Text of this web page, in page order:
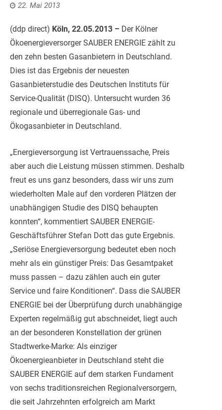
22. Mai 2013
(ddp direct) Köln, 22.05.2013 – Der Kölner
Ökoenergieversorger SAUBER ENERGIE zählt zu
den zehn besten Gasanbietern in Deutschland.
Dies ist das Ergebnis der neuesten
Gasanbieterstudie des Deutschen Instituts für
Service-Qualität (DISQ). Untersucht wurden 36
regionale und überregionale Gas- und
Ökogasanbieter in Deutschland.
„Energieversorgung ist Vertrauenssache, Preis
aber auch die Leistung müssen stimmen. Deshalb
freut es uns ganz besonders, dass wir uns zum
wiederholten Male auf den vorderen Plätzen der
unabhängigen Studie des DISQ behaupten
konnten“, kommentiert SAUBER ENERGIE-
Geschäftsführer Stefan Dott das gute Ergebnis.
„Seriöse Energieversorgung bedeutet eben noch
mehr als ein günstiger Preis: Das Gesamtpaket
muss passen – dazu zählen auch ein guter
Service und faire Konditionen“. Dass die SAUBER
ENERGIE bei der Überprüfung durch unabhängige
Experten regelmäßig gut abschneidet, liegt auch
an der besonderen Konstellation der grünen
Stadtwerke-Marke: Als einziger
Ökoenergieanbieter in Deutschland steht die
SAUBER ENERGIE auf dem starken Fundament
von sechs traditionsreichen Regionalversorgern,
die seit Jahrzehnten erfolgreich am Markt